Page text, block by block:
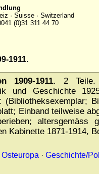
· Suisse · Switzerland
(0)31 311 44 70
1911.
1909-1911. 2 Teile.
und Geschichte
Einband teilweise
altersgemäss
Kabinette 1871-1914,
· Geschichte/